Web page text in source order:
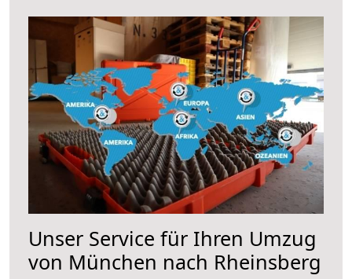
Unser Service für Ihren Umzug
von München nach Rheinsberg